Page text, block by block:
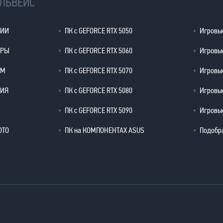
ПК с GEFORCE RTX 5050
ПК с GEFORCE RTX 5060
ПК с GEFORCE RTX 5070
ПК с GEFORCE RTX 5080
ПК с GEFORCE RTX 5090
ПК на КОМПОНЕНТАХ ASUS